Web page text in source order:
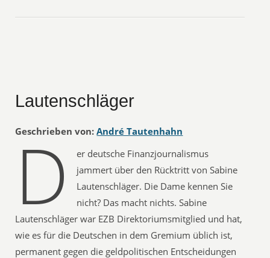
Lautenschläger
Geschrieben von: André Tautenhahn
D
er deutsche Finanzjournalismus
jammert über den Rücktritt von Sabine
Lautenschläger. Die Dame kennen Sie
nicht? Das macht nichts. Sabine
Lautenschläger war EZB Direktoriumsmitglied und hat,
wie es für die Deutschen in dem Gremium üblich ist,
permanent gegen die geldpolitischen Entscheidungen